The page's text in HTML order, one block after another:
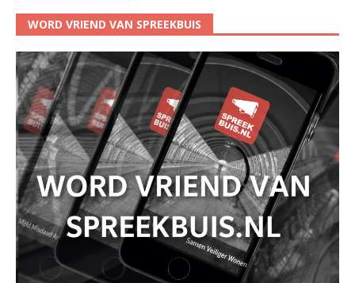
WORD VRIEND VAN SPREEKBUIS